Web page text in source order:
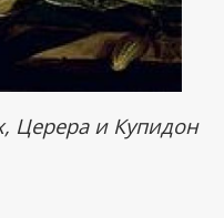
Церера и Купидон